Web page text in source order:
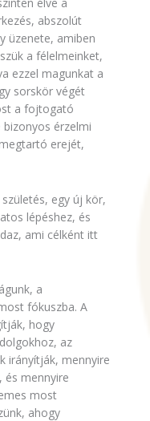
abszolút
üzenete, amiben
a félelmeinket,
ezzel magunkat a
sorskör végét
a fojtogató
érzelmi
erejét,
egy új kör,
lépéshez, és
ami célként itt
a
fókuszba. A
hogy
az
irányítják, mennyire
és mennyire
most
ahogy